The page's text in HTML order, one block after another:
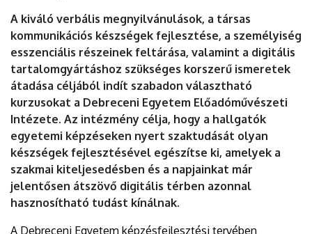
A kiváló verbális megnyilvánulások, a társas
kommunikációs készségek fejlesztése, a személyiség
esszenciális részeinek feltárása, valamint a digitális
tartalomgyártáshoz szükséges korszerű ismeretek
átadása céljából indít szabadon választható
kurzusokat a Debreceni Egyetem Előadóművészeti
Intézete. Az intézmény célja, hogy a hallgatók
egyetemi képzéseken nyert szaktudását olyan
készségek fejlesztésével egészítse ki, amelyek a
szakmai kiteljesedésben és a napjainkat már
jelentősen átszövő digitális térben azonnal
hasznosítható tudást kínálnak.
A Debreceni Egyetem képzésfejlesztési tervében